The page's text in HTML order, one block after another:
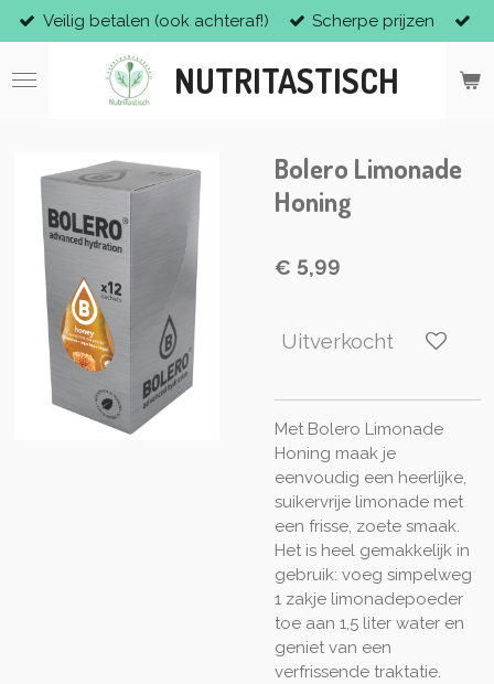
Ga
direct
naar
NUTRITASTISCH
Veilig betalen (ook achteraf!) Scherpe prijzen
Bolero Limonade
Honing
€ 5,99
Uitverkocht
Met Bolero Limonade
Honing maak je
eenvoudig een heerlijke,
suikervrije limonade met
een frisse, zoete smaak.
Het is heel gemakkelijk in
gebruik: voeg simpelweg
1 zakje limonadepoeder
toe aan 1,5 liter water en
geniet van een
verfrissende traktatie.